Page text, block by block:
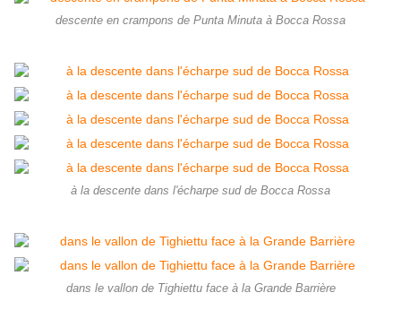
descente en crampons de Punta Minuta à Bocca Rossa
à la descente dans l'écharpe sud de Bocca Rossa
dans le vallon de Tighiettu face à la Grande Barrière